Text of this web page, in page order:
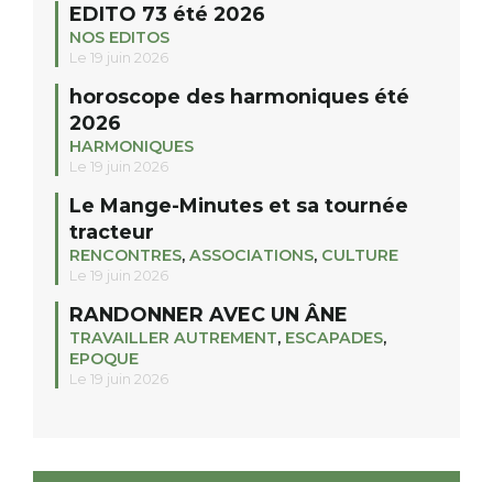
EDITO 73 été 2026
NOS EDITOS
Le 19 juin 2026
horoscope des harmoniques été
2026
HARMONIQUES
Le 19 juin 2026
Le Mange-Minutes et sa tournée
tracteur
RENCONTRES, ASSOCIATIONS, CULTURE
Le 19 juin 2026
RANDONNER AVEC UN ÂNE
TRAVAILLER AUTREMENT, ESCAPADES,
EPOQUE
Le 19 juin 2026